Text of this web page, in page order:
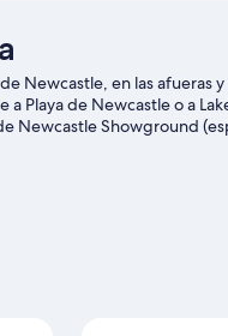
Newcastle, en las afueras
Playa de Newcastle o a
Newcastle Showground
la zona y vivir